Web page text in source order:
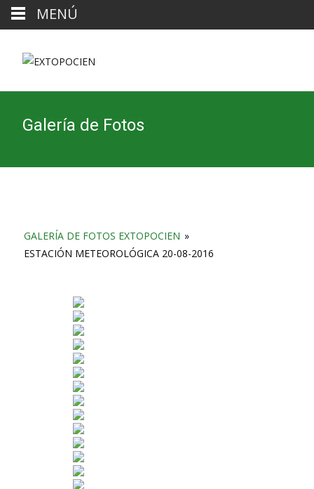
Galería de Fotos
GALERÍA DE FOTOS EXTOPOCIEN »
ESTACIÓN METEOROLÓGICA 20-08-2016
MENÚ